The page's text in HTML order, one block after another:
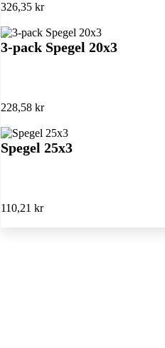
326,35 kr
3-pack Spegel 20x3
228,58 kr
Spegel 25x3
110,21 kr